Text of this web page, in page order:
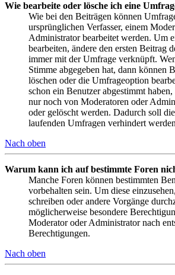
Wie bearbeite oder lösche ich eine
Wie bei den Beiträgen können
ursprünglichen Verfasser, einem
Administrator bearbeitet werden. Um
bearbeiten, ändere den ersten Beitrag
immer mit der Umfrage verknüpft.
Stimme abgegeben hat, dann können
löschen oder die Umfrageoption
schon ein Benutzer abgestimmt
nur noch von Moderatoren oder
oder gelöscht werden. Dadurch soll
laufenden Umfragen verhindert
Nach oben
Warum kann ich auf bestimmte Foren
Manche Foren können bestimmten
vorbehalten sein. Um diese
schreiben oder andere Vorgänge
möglicherweise besondere
Moderator oder Administrator nach
Berechtigungen.
Nach oben